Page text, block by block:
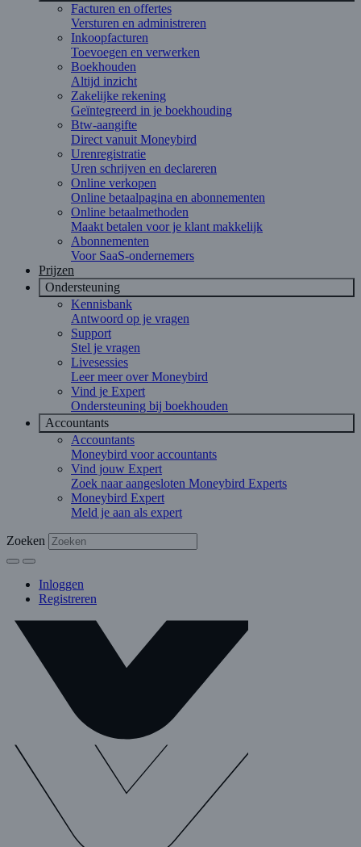
Facturen en offertes
Versturen en administreren
Inkoopfacturen
Toevoegen en verwerken
Boekhouden
Altijd inzicht
Zakelijke rekening
Geïntegreerd in je boekhouding
Btw-aangifte
Direct vanuit Moneybird
Urenregistratie
Uren schrijven en declareren
Online verkopen
Online betaalpagina en abonnementen
Online betaalmethoden
Maakt betalen voor je klant makkelijk
Abonnementen
Voor SaaS-ondernemers
Prijzen
Ondersteuning
Kennisbank
Antwoord op je vragen
Support
Stel je vragen
Livesessies
Leer meer over Moneybird
Vind je Expert
Ondersteuning bij boekhouden
Accountants
Accountants
Moneybird voor accountants
Vind jouw Expert
Zoek naar aangesloten Moneybird Experts
Moneybird Expert
Meld je aan als expert
Zoeken
Inloggen
Registreren